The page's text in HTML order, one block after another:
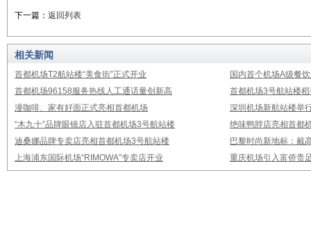
下一篇： 返回列表
相关新闻
首都机场T2航站楼“美食街”正式开业
国内首个机场A级餐
首都机场96158服务热线人工通话量创新高
首都机场3号航站楼
漫咖啡、家有好面正式亮相首都机场
深圳机场新航站楼举
“木九十”品牌眼镜店入驻首都机场3号航站楼
绝味鸭脖店亮相首都
迪桑娜品牌专卖店亮相首都机场3号航站楼
巴黎时尚新地标：戴
上海浦东国际机场“RIMOWA”专卖店开业
重庆机场引入富侨贵